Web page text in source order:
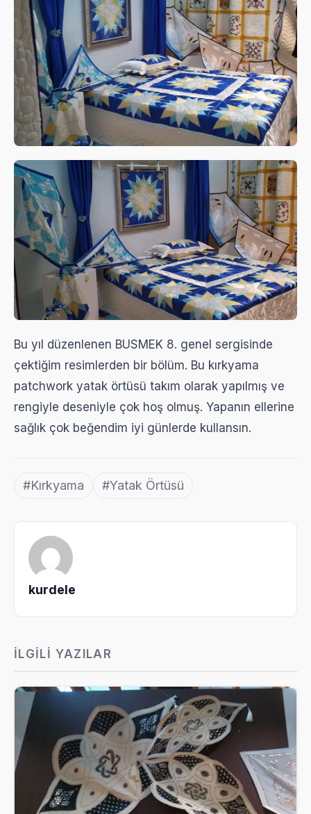
Bu yıl düzenlenen BUSMEK 8. genel sergisinde
çektiğim resimlerden bir bölüm. Bu kırkyama
patchwork yatak örtüsü takım olarak yapılmış ve
rengiyle deseniyle çok hoş olmuş. Yapanın ellerine
sağlık çok beğendim iyi günlerde kullansın.
#Kırkyama #Yatak Örtüsü
kurdele
İLGILI YAZILAR